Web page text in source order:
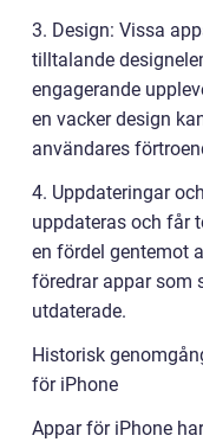
3. Design: Vissa
tilltalande
engagerande
en vacker design
användares
4. Uppdateringar
uppdateras och får
en fördel gentemot
föredrar appar som
utdaterade.
Historisk
för iPhone
Appar för iPhone